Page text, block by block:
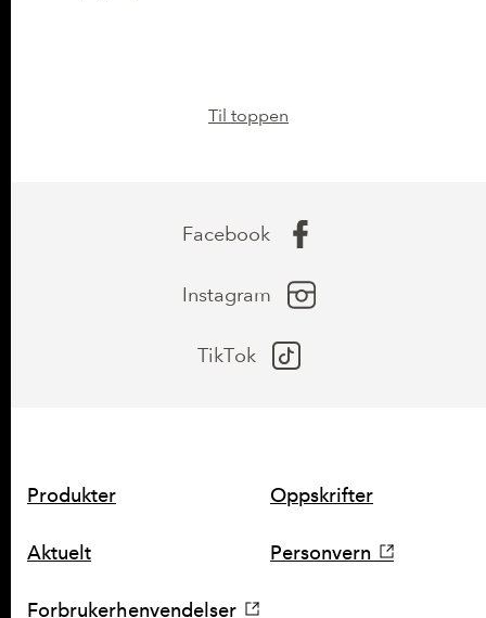
Til toppen
Facebook
Instagram
TikTok
SNARVEIER
Produkter Oppskrifter
Aktuelt Personvern
Forbrukerhenvendelser